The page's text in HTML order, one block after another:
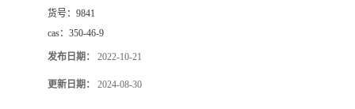
货号： 9841
cas： 350-46-9
发布日期： 2022-10-21
更新日期： 2024-08-30